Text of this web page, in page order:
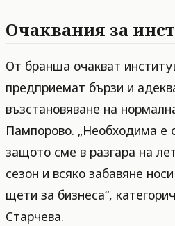
Очаквания за
От бранша очакват
предприемат бързи и
възстановяване на
Пампорово. „Необходима е
защото сме в разгара на
сезон и всяко забавяне
щети за бизнеса“,
Старчева.